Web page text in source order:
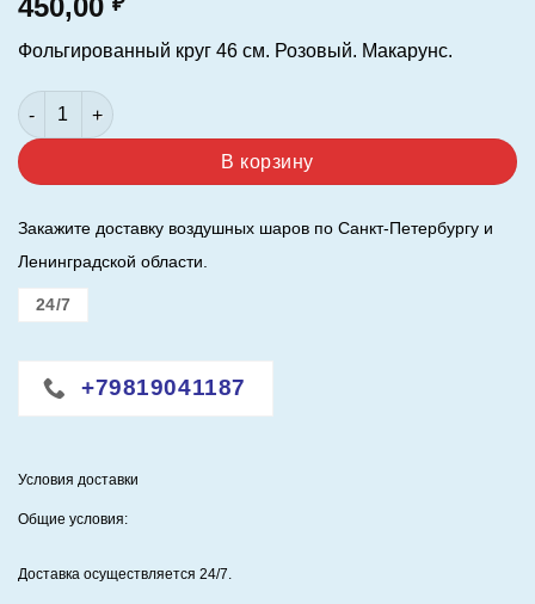
450,00
Фольгированный круг 46 см. Розовый. Макарунс.
Количество товара Шар (18"/46 см.) Круг. Розовый.
В корзину
Закажите доставку воздушных шаров по Санкт-Петербургу и
Ленинградской области.
24/7
+79819041187
Условия доставки
Общие условия:
Доставка осуществляется 24/7.